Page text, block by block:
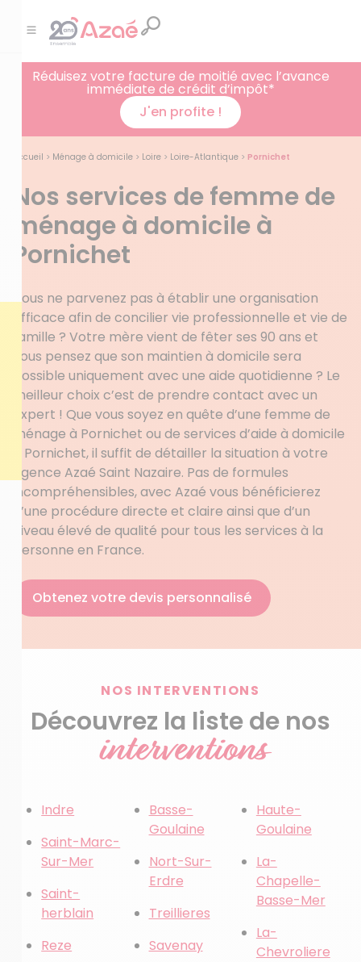
Réduisez votre facture de moitié avec l’avance
immédiate de crédit d’impôt*
J'en profite !
Accueil > Ménage à domicile > Loire > Loire-Atlantique > Pornichet
Nos services de femme de
ménage à domicile à
Pornichet
Vous ne parvenez pas à établir une organisation
efficace afin de concilier vie professionnelle et vie de
famille ? Votre mère vient de fêter ses 90 ans et
vous pensez que son maintien à domicile sera
possible uniquement avec une aide quotidienne ? Le
meilleur choix c’est de prendre contact avec un
expert ! Que vous soyez en quête d’une femme de
ménage à Pornichet ou de services d’aide à domicile
à Pornichet, il suffit de détailler la situation à votre
agence Azaé Saint Nazaire. Pas de formules
incompréhensibles, avec Azaé vous bénéficierez
d’une procédure directe et claire ainsi que d’un
niveau élevé de qualité pour tous les services à la
personne en France.
Obtenez votre devis personnalisé
NOS INTERVENTIONS
Découvrez la liste de nos
interventions
Indre
Saint-Marc-
Sur-Mer
Saint-
herblain
Reze
Basse-
Goulaine
Nort-Sur-
Erdre
Treillieres
Savenay
Haute-
Goulaine
La-
Chapelle-
Basse-Mer
La-
Chevroliere